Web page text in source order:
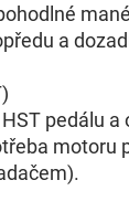
a
pedálu
motoru